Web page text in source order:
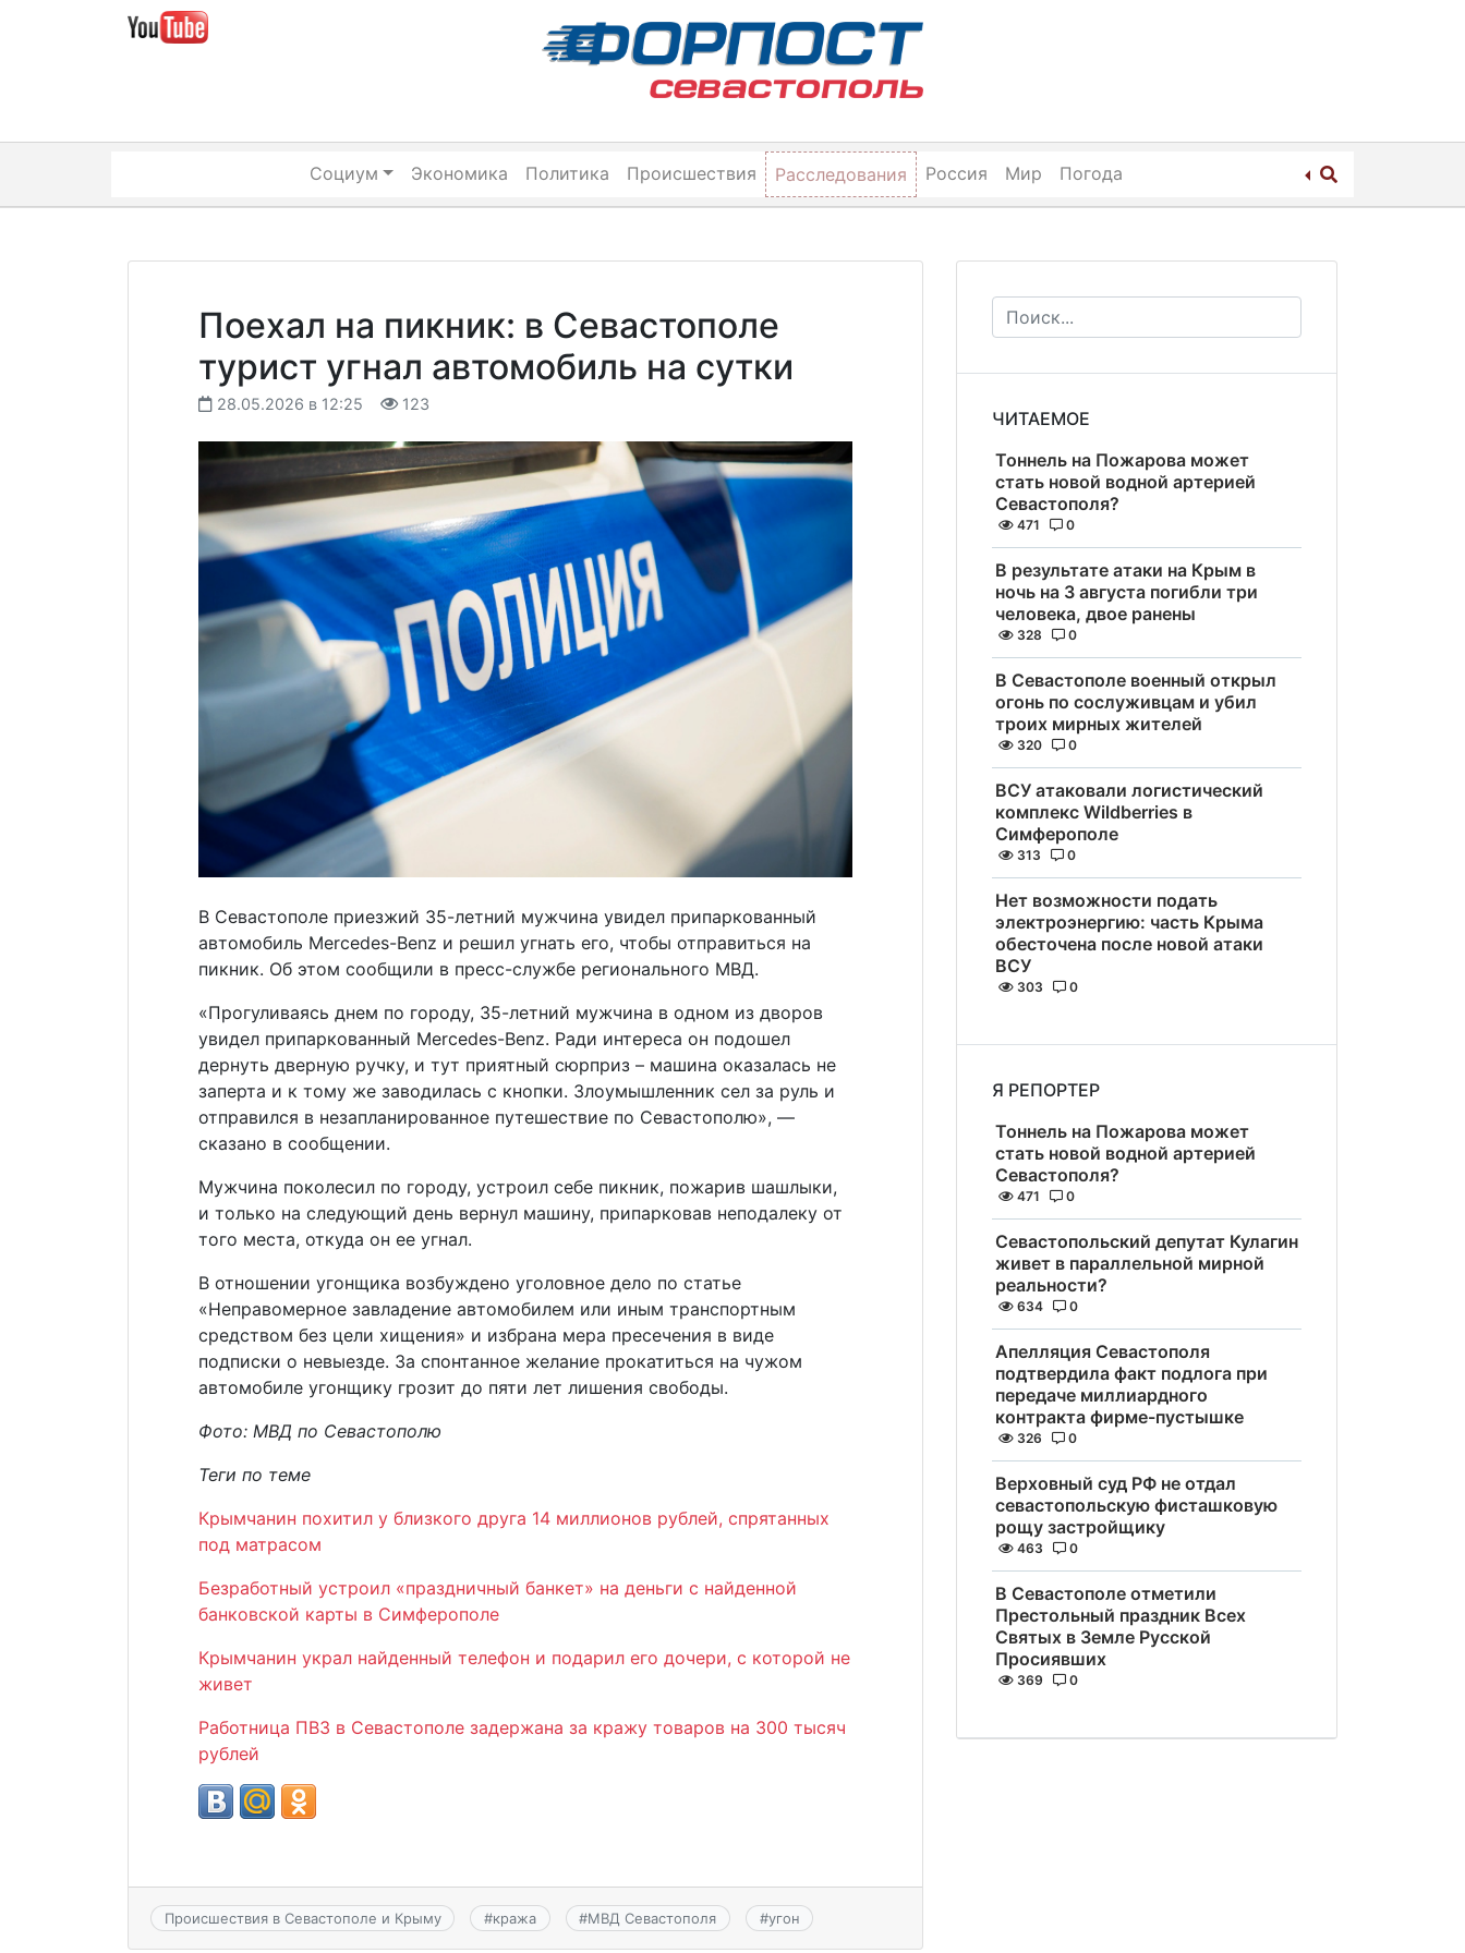
Социум Экономика Политика Происшествия Расследования Россия Мир Погода
Поехал на пикник: в Севастополе
турист угнал автомобиль на сутки
28.05.2026 в 12:25 123
В Севастополе приезжий 35-летний мужчина увидел припаркованный
автомобиль Mercedes-Benz и решил угнать его, чтобы отправиться на
пикник. Об этом сообщили в пресс-службе регионального МВД.
«Прогуливаясь днем по городу, 35-летний мужчина в одном из дворов
увидел припаркованный Mercedes-Benz. Ради интереса он подошел
дернуть дверную ручку, и тут приятный сюрприз – машина оказалась не
заперта и к тому же заводилась с кнопки. Злоумышленник сел за руль и
отправился в незапланированное путешествие по Севастополю», —
сказано в сообщении.
Мужчина поколесил по городу, устроил себе пикник, пожарив шашлыки,
и только на следующий день вернул машину, припарковав неподалеку от
того места, откуда он ее угнал.
В отношении угонщика возбуждено уголовное дело по статье
«Неправомерное завладение автомобилем или иным транспортным
средством без цели хищения» и избрана мера пресечения в виде
подписки о невыезде. За спонтанное желание прокатиться на чужом
автомобиле угонщику грозит до пяти лет лишения свободы.
Фото: МВД по Севастополю
Теги по теме
Крымчанин похитил у близкого друга 14 миллионов рублей, спрятанных
под матрасом
Безработный устроил «праздничный банкет» на деньги с найденной
банковской карты в Симферополе
Крымчанин украл найденный телефон и подарил его дочери, с которой не
живет
Работница ПВЗ в Севастополе задержана за кражу товаров на 300 тысяч
рублей
Происшествия в Севастополе и Крыму #кража #МВД Севастополя #угон
ЧИТАЕМОЕ
Тоннель на Пожарова может
стать новой водной артерией
Севастополя?
471 0
В результате атаки на Крым в
ночь на 3 августа погибли три
человека, двое ранены
328 0
В Севастополе военный открыл
огонь по сослуживцам и убил
троих мирных жителей
320 0
ВСУ атаковали логистический
комплекс Wildberries в
Симферополе
313 0
Нет возможности подать
электроэнергию: часть Крыма
обесточена после новой атаки
ВСУ
303 0
Я РЕПОРТЕР
Тоннель на Пожарова может
стать новой водной артерией
Севастополя?
471 0
Севастопольский депутат Кулагин
живет в параллельной мирной
реальности?
634 0
Апелляция Севастополя
подтвердила факт подлога при
передаче миллиардного
контракта фирме-пустышке
326 0
Верховный суд РФ не отдал
севастопольскую фисташковую
рощу застройщику
463 0
В Севастополе отметили
Престольный праздник Всех
Святых в Земле Русской
Просиявших
369 0